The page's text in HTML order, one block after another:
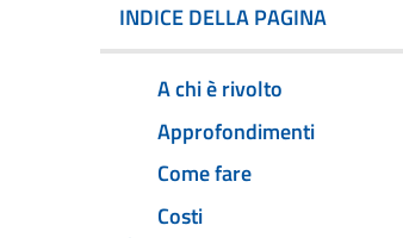
INDICE DELLA PAGINA
A chi è rivolto
Approfondimenti
Come fare
Costi